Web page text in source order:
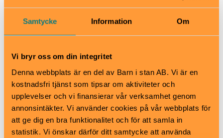
Samtycke Information Om
Vi bryr oss om din integritet
Denna webbplats är en del av Barn i stan AB. Vi är en
kostnadsfri tjänst som tipsar om aktiviteter och
upplevelser och vi finansierar vår verksamhet genom
annonsintäkter. Vi använder cookies på vår webbplats för
att ge dig en bra funktionalitet och för att samla in
statistik. Vi önskar därför ditt samtycke att använda
Kafé
Restaurang
Skötbord
Buss 67, hållplats Liljevalchs/Gröna Lund.
Djurgårdsfärjan linje 82, hållplats Gröna Lunds
brygga. Avgår från Slussen.
Vrak
Djurgårdsstrand 17, Djurgården.